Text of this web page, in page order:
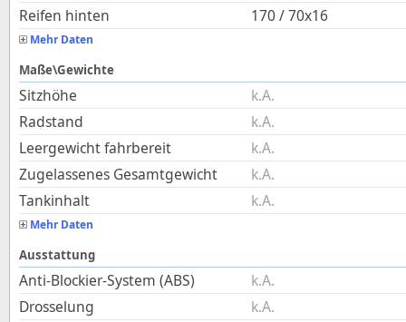
Reifen hinten
170 / 70x16
Mehr Daten
Maße\Gewichte
Sitzhöhe
k.A.
Radstand
k.A.
Leergewicht fahrbereit
k.A.
Zugelassenes Gesamtgewicht
k.A.
Tankinhalt
k.A.
Mehr Daten
Ausstattung
Anti-Blockier-System (ABS)
k.A.
Drosselung
k.A.